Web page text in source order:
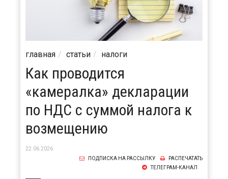
главная статьи налоги
Как проводится
«камералка» декларации
по НДС с суммой налога к
возмещению
22.06.2026
РАСПЕЧАТАТЬ
ПОДПИСКА НА РАССЫЛКУ
ТЕЛЕГРАМ-КАНАЛ